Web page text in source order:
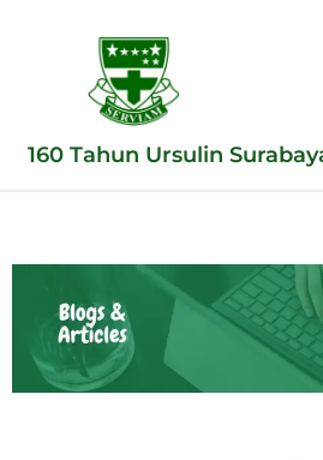
160 Tahun Ursulin